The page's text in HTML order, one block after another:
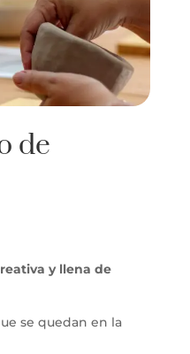
de
y llena de
se quedan en la